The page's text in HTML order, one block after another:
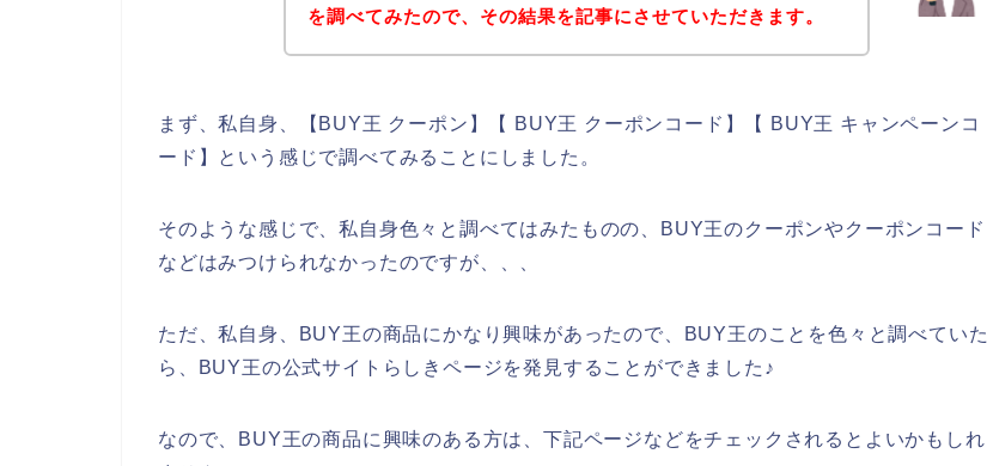
を調べてみたので、その結果を記事にさせていただきます。
まず、私自身、【BUY王 クーポン】【 BUY王 クーポンコード】【 BUY王 キャンペーンコ
ード】という感じで調べてみることにしました。
そのような感じで、私自身色々と調べてはみたものの、BUY王のクーポンやクーポンコード
などはみつけられなかったのですが、、、
ただ、私自身、BUY王の商品にかなり興味があったので、BUY王のことを色々と調べていた
ら、BUY王の公式サイトらしきページを発見することができました♪
なので、BUY王の商品に興味のある方は、下記ページなどをチェックされるとよいかもしれ